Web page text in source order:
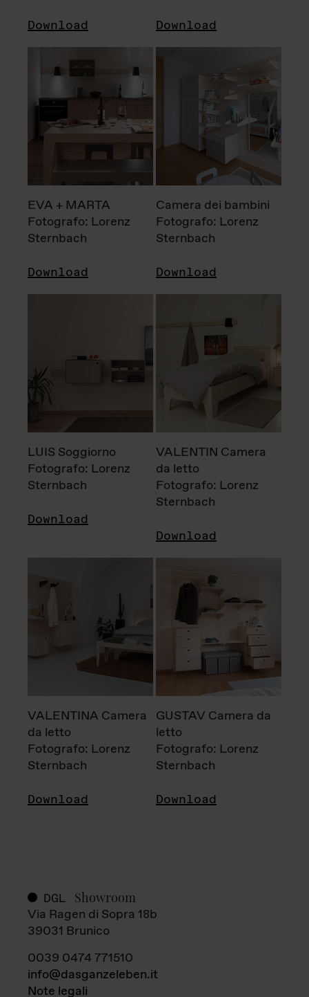
Download Download
EVA + MARTA
Fotografo: Lorenz
Sternbach
Download
Camera dei bambini
Fotografo: Lorenz
Sternbach
Download
LUIS Soggiorno
Fotografo: Lorenz
Sternbach
Download
VALENTIN Camera
da letto
Fotografo: Lorenz
Sternbach
Download
VALENTINA Camera
da letto
Fotografo: Lorenz
Sternbach
Download
GUSTAV Camera da
letto
Fotografo: Lorenz
Sternbach
Download
DGL Showroom
Via Ragen di Sopra 18b
39031 Brunico
0039 0474 771510
info@dasganzeleben.it
Note legali